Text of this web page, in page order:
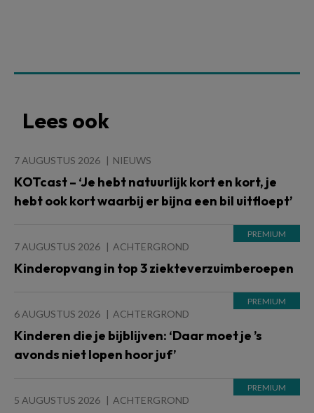
Lees ook
7 AUGUSTUS 2026 NIEUWS
KOTcast – ‘Je hebt natuurlijk kort en kort, je
hebt ook kort waarbij er bijna een bil uitfloept’
7 AUGUSTUS 2026 ACHTERGROND
Kinderopvang in top 3 ziekteverzuimberoepen
6 AUGUSTUS 2026 ACHTERGROND
Kinderen die je bijblijven: ‘Daar moet je ’s
avonds niet lopen hoor juf’
5 AUGUSTUS 2026 ACHTERGROND